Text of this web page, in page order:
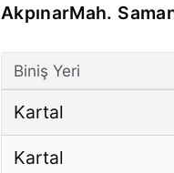
AkpınarMah.
Biniş Yeri
Kartal
Kartal